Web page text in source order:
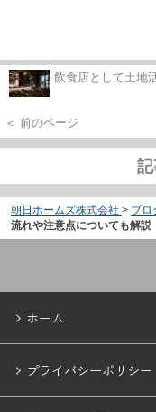
飲食店として土地
＜ 前のページ
朝日ホームズ株式会社 > ブロ
流れや注意点についても解説
ホーム
プライバシーポリシー